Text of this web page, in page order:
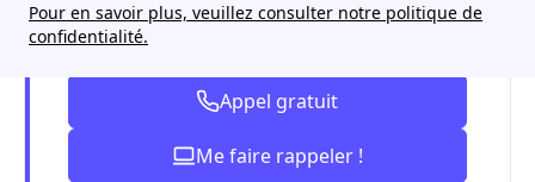
Pour en savoir plus, veuillez consulter notre politique de
confidentialité.
Je souscris de l'énergie moins chère
Appel gratuit
Me faire rappeler !